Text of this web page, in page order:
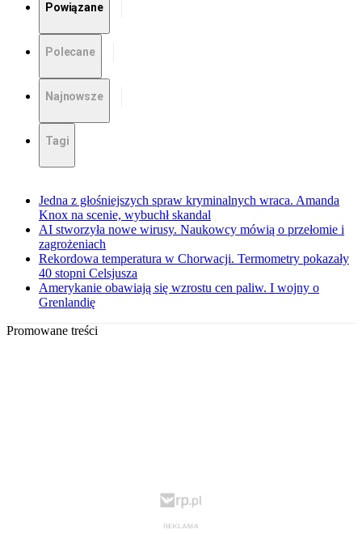
Powiązane
Polecane
Najnowsze
Tagi
Jedna z głośniejszych spraw kryminalnych wraca. Amanda
Knox na scenie, wybuchł skandal
AI stworzyła nowe wirusy. Naukowcy mówią o przełomie i
zagrożeniach
Rekordowa temperatura w Chorwacji. Termometry pokazały
40 stopni Celsjusza
Amerykanie obawiają się wzrostu cen paliw. I wojny o
Grenlandię
Promowane treści